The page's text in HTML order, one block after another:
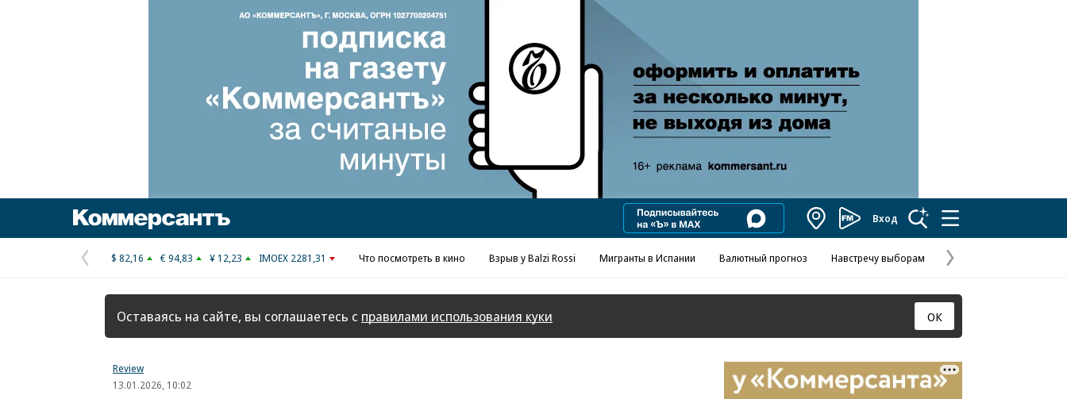
Реклама в «Ъ» www.kommersant.ru/ad
КоммерсантъВход
Предыдущая
страница
$ 82,16 € 94,83 ¥ 12,23 IMOEX 2281,31 Что посмотреть в кино Взрыв у Balzi Rossi Мигранты в Испании Валютный прогноз Навстречу выборам
Следующая
страница
Оставаясь на сайте, вы соглашаетесь с правилами использования куки ОК
Review
13.01.2026, 10:02